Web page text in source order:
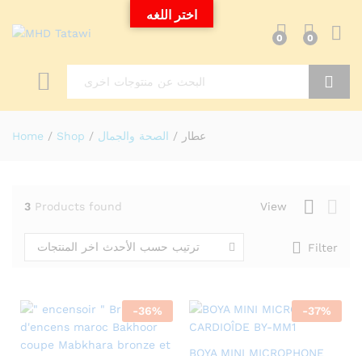
0 0
Home / Shop / الصحة والجمال / عطار
3 Products found View
Filter ترتيب حسب الأحدث اخر المنتجات
-36% -37%
BOYA MINI MICROPHONE
اختر اللغه